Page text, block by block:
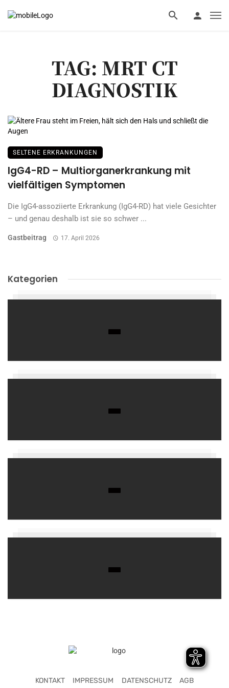
TAG: MRT CT
DIAGNOSTIK
SELTENE ERKRANKUNGEN
IgG4-RD – Multiorganerkrankung mit
vielfältigen Symptomen
Die IgG4-assoziierte Erkrankung (IgG4-RD) hat viele Gesichter
– und genau deshalb ist sie so schwer ...
Gastbeitrag 17. April 2026
Kategorien
KONTAKT IMPRESSUM DATENSCHUTZ AGB